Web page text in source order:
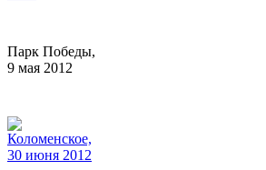
Парк Победы,
9 мая 2012